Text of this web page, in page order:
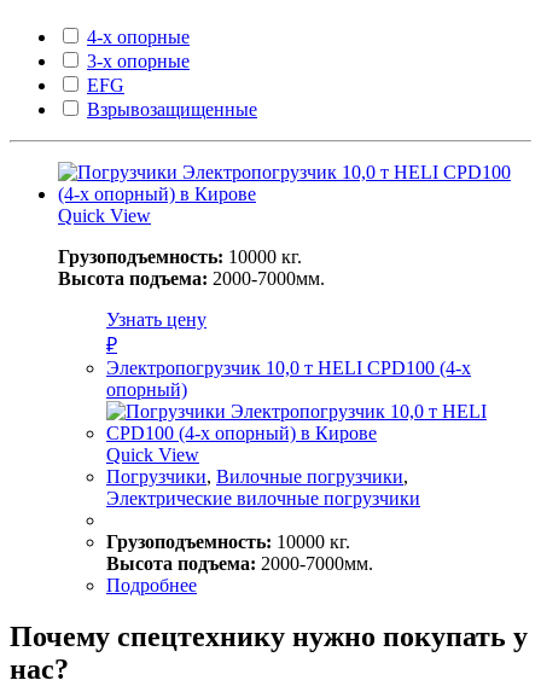
4-х опорные
3-х опорные
EFG
Взрывозащищенные
Quick View
Грузоподъемность: 10000 кг.
Высота подъема: 2000-7000мм.
Узнать цену
₽
Электропогрузчик 10,0 т HELI CPD100 (4-х
опорный)
Quick View
Погрузчики, Вилочные погрузчики,
Электрические вилочные погрузчики
Грузоподъемность: 10000 кг.
Высота подъема: 2000-7000мм.
Подробнее
Почему спецтехнику нужно покупать у
нас?